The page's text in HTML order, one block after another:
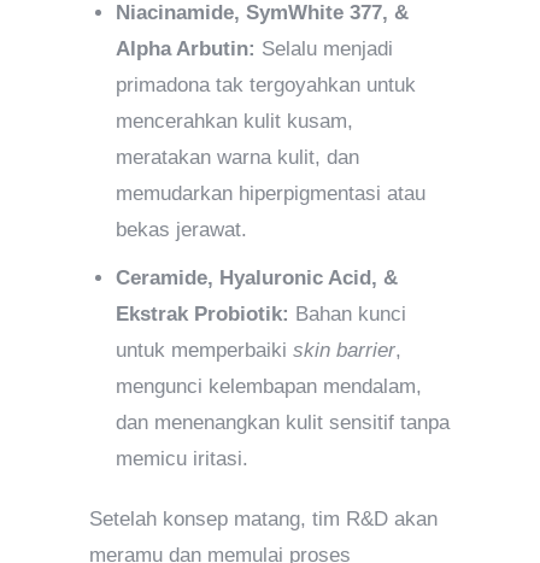
Niacinamide, SymWhite 377, &
Alpha Arbutin: Selalu menjadi
primadona tak tergoyahkan untuk
mencerahkan kulit kusam,
meratakan warna kulit, dan
memudarkan hiperpigmentasi atau
bekas jerawat.
Ceramide, Hyaluronic Acid, &
Ekstrak Probiotik: Bahan kunci
untuk memperbaikiskin barrier,
mengunci kelembapan mendalam,
dan menenangkan kulit sensitif tanpa
memicu iritasi.
Setelah konsep matang, tim R&D akan
meramu dan memulai proses